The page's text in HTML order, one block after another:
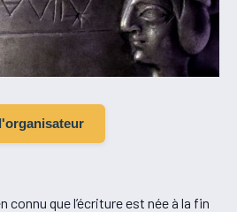
connu que l’écriture est née à la fin